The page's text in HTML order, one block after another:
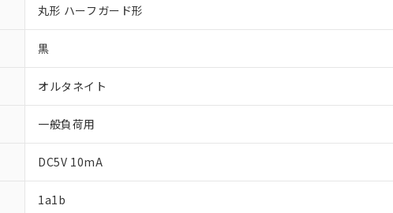
丸形 ハーフガード形
黒
オルタネイト
一般負荷用
DC5V 10mA
1a1b
※1 対応状況